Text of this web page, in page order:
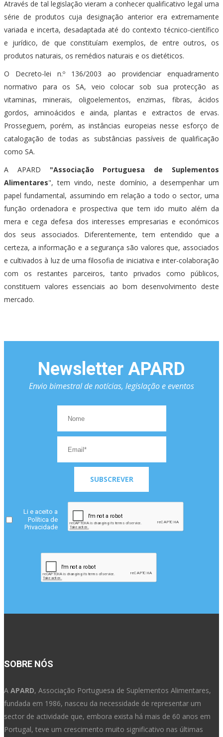
Através de tal legislação vieram a conhecer qualificativo legal uma
série de produtos cuja designação anterior era extremamente
variada e incerta, desadaptada até do contexto técnico-científico
e jurídico, de que constituíam exemplos, de entre outros, os
produtos naturais, os remédios naturais e os dietéticos.
O Decreto-lei n.º 136/2003 ao providenciar enquadramento
normativo para os SA, veio colocar sob sua protecção as
vitaminas, minerais, oligoelementos, enzimas, fibras, ácidos
gordos, aminoácidos e ainda, plantas e extractos de ervas.
Prosseguem, porém, as instâncias europeias nesse esforço de
catalogação de todas as substâncias passíveis de qualificação
como SA.
A APARD "Associação Portuguesa de Suplementos
Alimentares", tem vindo, neste domínio, a desempenhar um
papel fundamental, assumindo em relação a todo o sector, uma
função ordenadora e prospectiva que tem ido muito além da
mera e cega defesa dos interesses empresarias e económicos
dos seus associados. Diferentemente, tem entendido que a
certeza, a informação e a segurança são valores que, associados
e cultivados à luz de uma filosofia de iniciativa e inter-colaboração
com os restantes parceiros, tanto privados como públicos,
constituem valores essenciais ao bom desenvolvimento deste
mercado.
Newsletter APARD
Envio bimestral de notícias, legislação e eventos
SUBSCREVER
Li e aceito a
Política de
Privacidade
SOBRE NÓS
A APARD, Associação Portuguesa de Suplementos Alimentares,
fundada em 1986, nasceu da necessidade de representar um
sector de actividade que, embora exista há mais de 60 anos em
Portugal, teve um crescimento muito significativo nas últimas